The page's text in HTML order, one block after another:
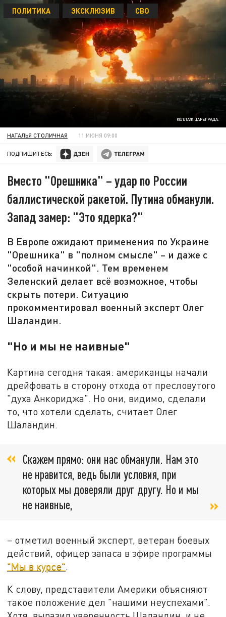
КОЛЛАЖ ЦАРЬГРАДА.
ПОЛИТИКА ЭКСКЛЮЗИВ СВО
НАТАЛЬЯ СТОЛИЧНАЯ 11 ИЮНЯ 09:00
ПОДПИШИТЕСЬ:
Вместо "Орешника" – удар по России
баллистической ракетой. Путина обманули.
Запад замер: "Это ядерка?"
В Европе ожидают применения по Украине
"Орешника" в "полном смысле" – и даже с
"особой начинкой". Тем временем
Зеленский делает всё возможное, чтобы
скрыть потери. Ситуацию
прокомментировал военный эксперт Олег
Шаландин.
"Но и мы не наивные"
Картина сегодня такая: американцы начали
дрейфовать в сторону отхода от пресловутого
"духа Анкориджа". Но они, видимо, сделали
то, что хотели сделать, считает Олег
Шаландин.
Скажем прямо: они нас обманули. Нам это
не нравится, ведь были условия, при
которых мы доверяли друг другу. Но и мы
не наивные,
– отметил военный эксперт, ветеран боевых
действий, офицер запаса в эфире программы
"Мы в курсе".
К слову, представители Америки объясняют
такое положение дел "нашими неуспехами".